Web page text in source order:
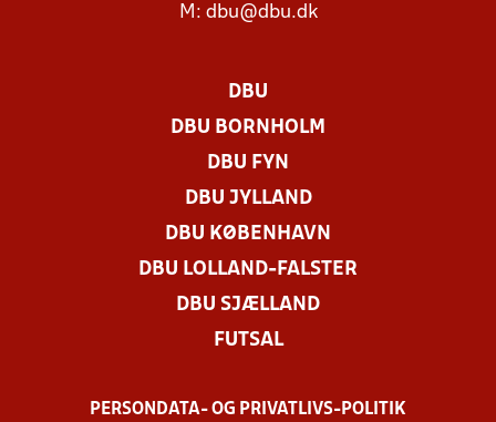
M: dbu@dbu.dk
DBU
DBU BORNHOLM
DBU FYN
DBU JYLLAND
DBU KØBENHAVN
DBU LOLLAND-FALSTER
DBU SJÆLLAND
FUTSAL
PERSONDATA- OG PRIVATLIVS-POLITIK